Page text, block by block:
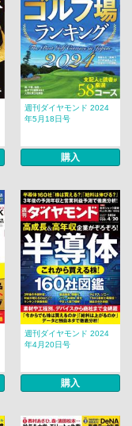
週刊ダイヤモンド 2024
年5月18日号
購入
週刊ダイヤモンド 2024
年4月20日号
購入